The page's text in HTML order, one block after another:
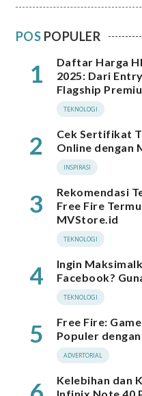
POS POPULER
1
Daftar Harga
2025: Dari
Flagship
TEKNOLOGI
2
Cek Sertifikat
Online dengan
INSPIRASI
3
Rekomendasi
Free Fire
MVStore.id
TEKNOLOGI
4
Ingin
Facebook?
TEKNOLOGI
5
Free Fire:
Populer
ADVERTORIAL
Kelebihan dan